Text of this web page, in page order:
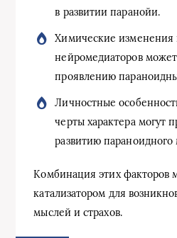
в развитии паранойи.
Химические изменения
нейромедиаторов
проявлению
Личностные
черты характера могут
развитию
Комбинация этих факторов
катализатором для
мыслей и страхов.